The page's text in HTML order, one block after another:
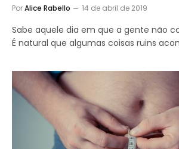
PorAlice Rabello 14 de abril de 2019
Sabe aquele dia em que a gente não
É natural que algumas coisas ruins